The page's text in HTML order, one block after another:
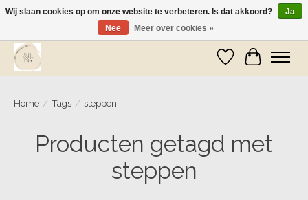
Wij zijn op vakantie! Vanaf zaterdag 9 mei worden er weer pakketjes verzonden
Verlanglijst
Home / Tags / steppen
Producten getagd met
steppen
Wij slaan cookies op om onze website te verbeteren. Is dat akkoord?
Ja
Nee
Meer over cookies »